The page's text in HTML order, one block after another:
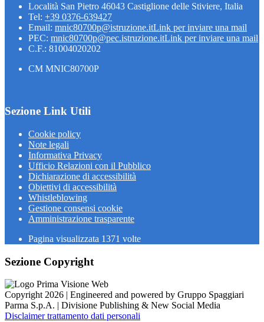
Località San Pietro 46043 Castiglione delle Stiviere, Italia
Tel: +39 0376-639427
Email: mnic80700p@istruzione.itLink per inviare una mail
PEC: mnic80700p@pec.istruzione.itLink per inviare una mail
C.F.: 81004020202
CM MNIC80700P
Sezione Link Utili
Cookie policy
Note legali
Informativa Privacy
Ufficio Relazioni con il Pubblico
Dichiarazione di accessibilità
Obiettivi di accessibilità
Whistleblowing
Gestione consensi cookie
Amministrazione trasparente
Pagina visualizzata 1371 volte
Sezione Copyright
Copyright 2026 | Engineered and powered by Gruppo Spaggiari
Parma S.p.A. | Divisione Publishing & New Social Media
Disclaimer trattamento dati personali